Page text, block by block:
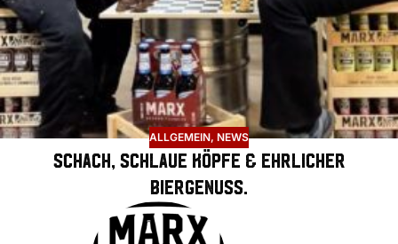
ALLGEMEIN, NEWS
Schach, schlaue Köpfe & ehrlicher
Biergenuss.